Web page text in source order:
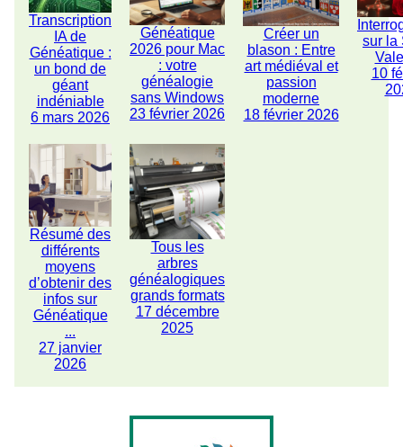
Transcription
IA de
Généatique :
un bond de
géant
indéniable
6 mars 2026
Généatique
2026 pour Mac
: votre
généalogie
sans Windows
23 février 2026
Créer un
blason : Entre
art médiéval et
passion
moderne
18 février 2026
sur la
10
Résumé des
différents
moyens
d’obtenir des
infos sur
Généatique
...
27 janvier
2026
Tous les
arbres
généalogiques
grands formats
17 décembre
2025